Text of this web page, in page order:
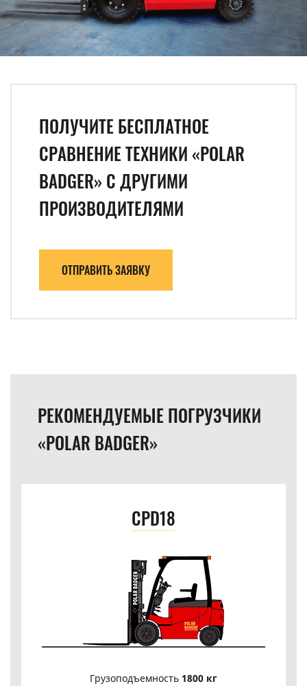
ПОЛУЧИТЕ БЕСПЛАТНОЕ
СРАВНЕНИЕ ТЕХНИКИ «POLAR
BADGER» С ДРУГИМИ
ПРОИЗВОДИТЕЛЯМИ
ОТПРАВИТЬ ЗАЯВКУ
РЕКОМЕНДУЕМЫЕ ПОГРУЗЧИКИ
«POLAR BADGER»
CPD18
Грузоподъемность 1800 кг